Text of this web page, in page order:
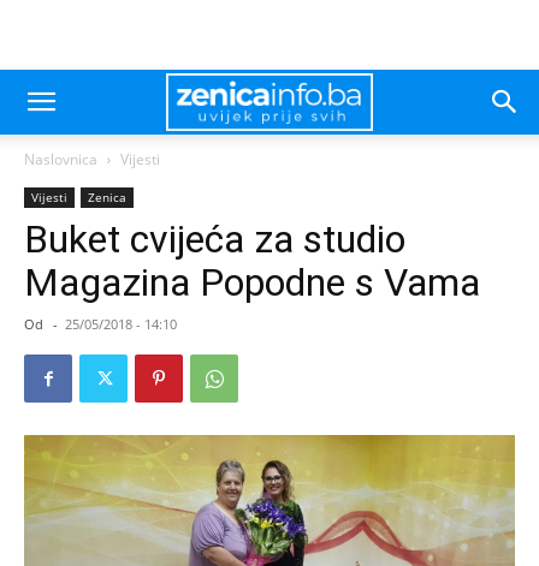
Naslovnica Vijesti
Vijesti Zenica
Buket cvijeća za studio
Magazina Popodne s Vama
Od - 25/05/2018 - 14:10